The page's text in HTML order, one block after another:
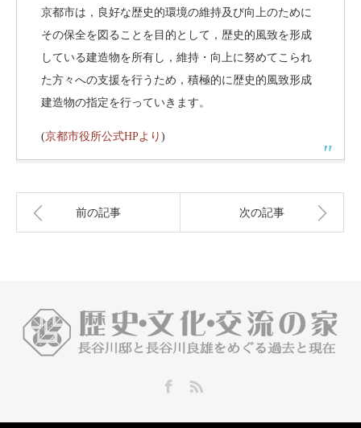
京都市は，良好な歴史的環境の維持及び向上のために
その保全を図ることを目的として，歴史的風致を形成
している建造物を所有し，維持・向上に努めてこられ
た方々への支援を行うため，積極的に歴史的風致形成
建造物の指定を行っていきます。
(京都市役所公式HPより )
前の記事 次の記事